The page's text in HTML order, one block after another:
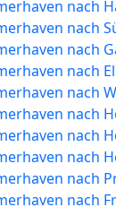
nach
nach
nach
nach
nach
nach
nach
nach
nach
nach